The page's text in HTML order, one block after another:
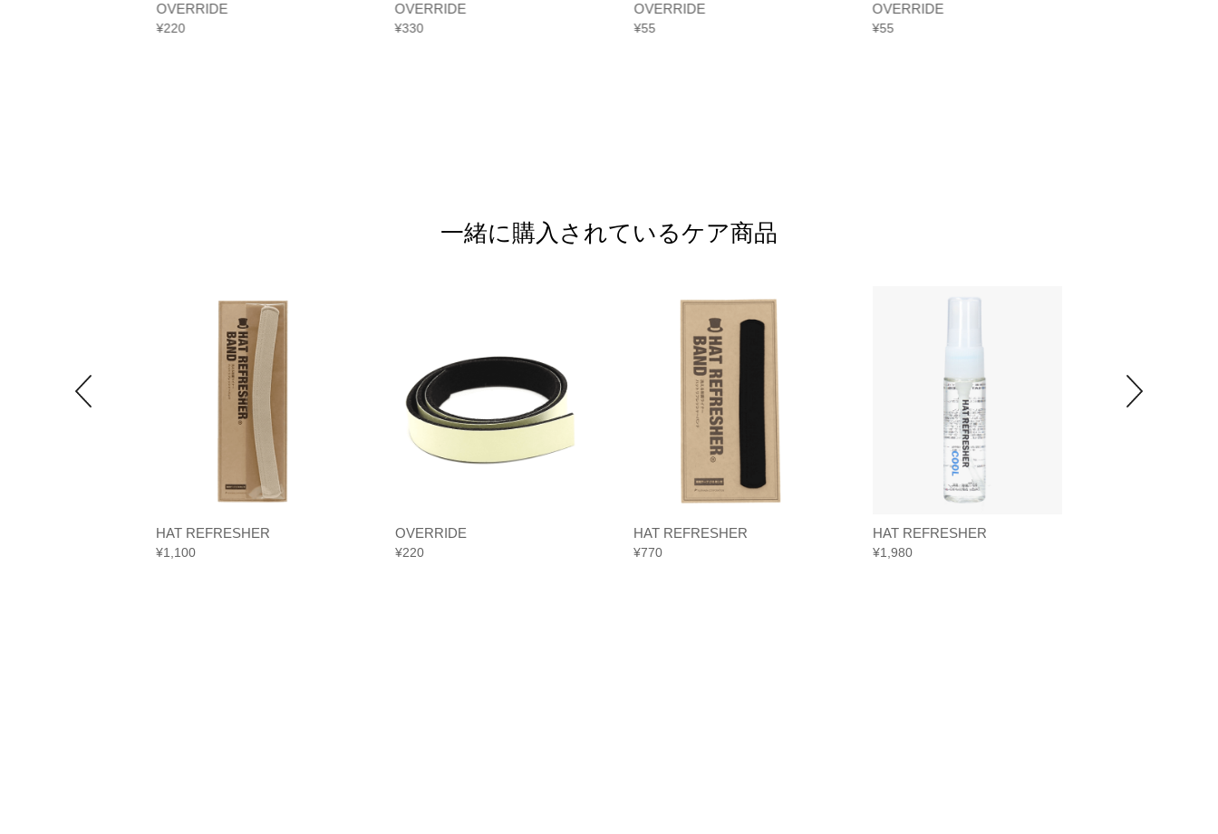
OVERRIDE
¥220
OVERRIDE
¥330
OVERRIDE
¥55
OVERRIDE
¥55
一緒に購入されているケア商品
HAT REFRESHER
¥1,100
OVERRIDE
¥220
HAT REFRESHER
¥770
HAT REFRESHER
¥1,980